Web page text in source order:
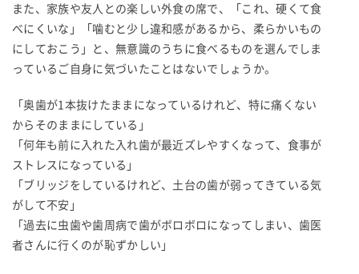
また、家族や友人との楽しい外食の席で、「これ、硬くて食
べにくいな」「噛むと少し違和感があるから、柔らかいもの
にしておこう」と、無意識のうちに食べるものを選んでしま
っているご自身に気づいたことはないでしょうか。
「奥歯が1本抜けたままになっているけれど、特に痛くない
からそのままにしている」
「何年も前に入れた入れ歯が最近ズレやすくなって、食事が
ストレスになっている」
「ブリッジをしているけれど、土台の歯が弱ってきている気
がして不安」
「過去に虫歯や歯周病で歯がボロボロになってしまい、歯医
者さんに行くのが恥ずかしい」